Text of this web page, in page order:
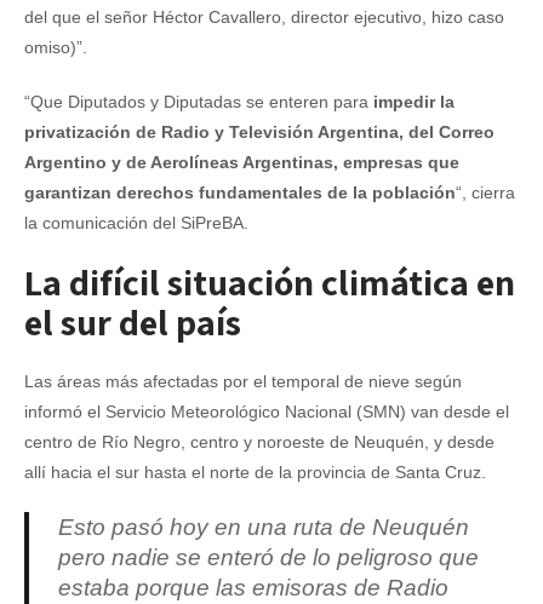
del que el señor Héctor Cavallero, director ejecutivo, hizo caso
omiso)”.
“Que Diputados y Diputadas se enteren para impedir la
privatización de Radio y Televisión Argentina, del Correo
Argentino y de Aerolíneas Argentinas, empresas que
garantizan derechos fundamentales de la población“, cierra
la comunicación del SiPreBA.
La difícil situación climática en
el sur del país
Las áreas más afectadas por el temporal de nieve según
informó el Servicio Meteorológico Nacional (SMN) van desde el
centro de Río Negro, centro y noroeste de Neuquén, y desde
allí hacia el sur hasta el norte de la provincia de Santa Cruz.
Esto pasó hoy en una ruta de Neuquén
pero nadie se enteró de lo peligroso que
estaba porque las emisoras de Radio